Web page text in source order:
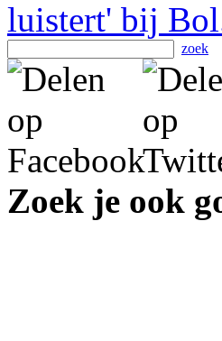
zoek
Zoek je ook